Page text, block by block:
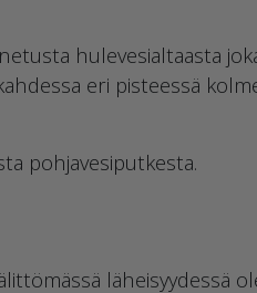
hulevesialtaasta
eri pisteessä
pohjavesiputkesta.
läheisyydessä